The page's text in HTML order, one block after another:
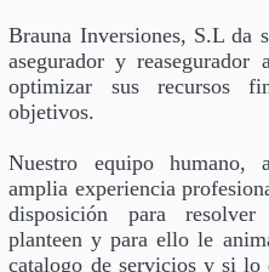
Brauna Inversiones, S.L da
asegurador y reasegurador
optimizar sus recursos
objetivos.
Nuestro equipo humano,
amplia experiencia
disposición para resolver
planteen y para ello le
catalogo de servicios y si lo